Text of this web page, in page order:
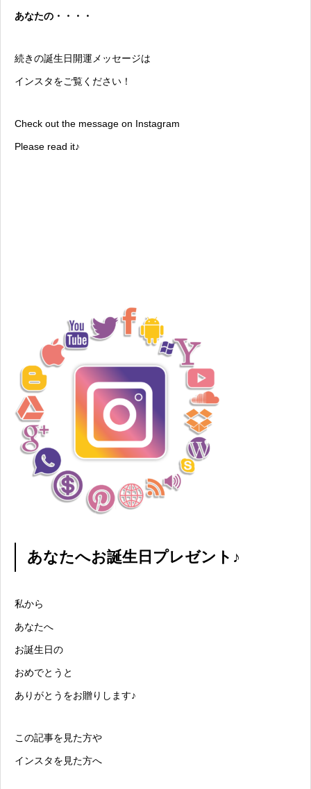
あなたの・・・・
続きの誕生日開運メッセージは
インスタをご覧ください！
Check out the message on Instagram
Please read it♪
あなたへお誕生日プレゼント♪
私から
あなたへ
お誕生日の
おめでとうと
ありがとうをお贈りします♪
この記事を見た方や
インスタを見た方へ